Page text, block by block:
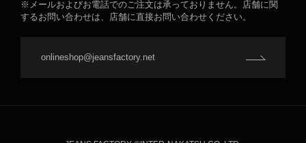
※メールおよびお電話でのご注文は承っておりません。店舗に関
するお問い合わせは、店舗に直接お問い合わせください。
onlineshop@jeansfactory.net